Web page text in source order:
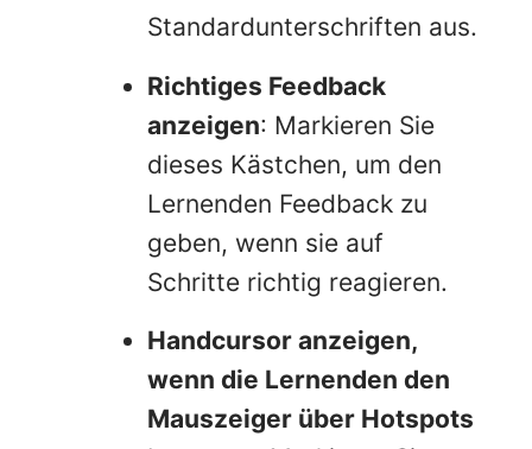
Standardunterschriften aus.
Richtiges Feedback
anzeigen: Markieren Sie
dieses Kästchen, um den
Lernenden Feedback zu
geben, wenn sie auf
Schritte richtig reagieren.
Handcursor anzeigen,
wenn die Lernenden den
Mauszeiger über Hotspots